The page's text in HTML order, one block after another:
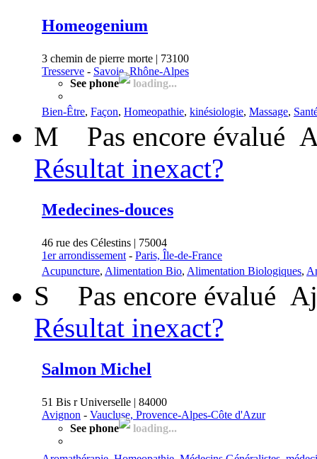
Homeogenium
3 chemin de pierre morte | 73100
Tresserve - Savoie, Rhône-Alpes
See phone
loading...
Bien-Être, Façon, Homeopathie, kinésiologie, Massage,
M Pas encore évalué
Résultat inexact?
Medecines-douces
46 rue des Célestins | 75004
1er arrondissement - Paris, Île-de-France
Acupuncture, Alimentation Bio, Alimentation Biologiques,
S Pas encore évalué
Résultat inexact?
Salmon Michel
51 Bis r Universelle | 84000
Avignon - Vaucluse, Provence-Alpes-Côte d'Azur
See phone
loading...